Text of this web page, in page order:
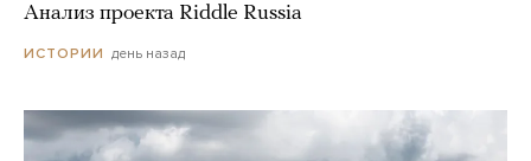
Анализ проекта Riddle Russia
ИСТОРИИ день назад